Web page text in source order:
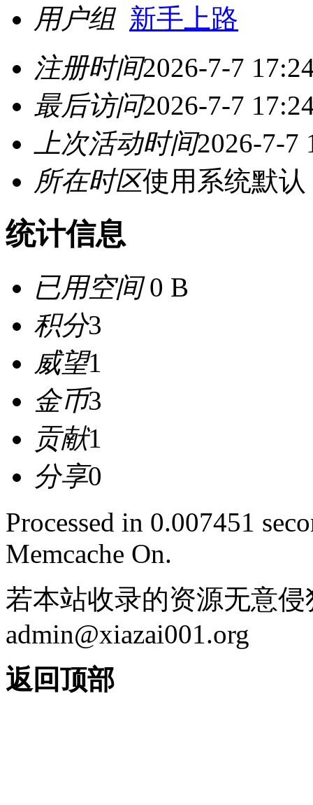
用户组 新手上路
注册时间2026-7-7
最后访问2026-7-7
上次活动时间2026-7-7
所在时区使用系统默认
统计信息
已用空间0 B
积分3
威望1
金币3
贡献1
分享0
Processed in 0.007451
Memcache On.
若本站收录的资源无意
admin@xiazai001.org
返回顶部